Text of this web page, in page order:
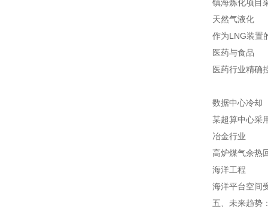
镇海炼化项目
天然气液化
作为LNG装置
医药与食品
医药行业精确
数据中心冷却
某超算中心采
冶金行业
高炉煤气余热
海洋工程
海洋平台空间
五、未来趋势